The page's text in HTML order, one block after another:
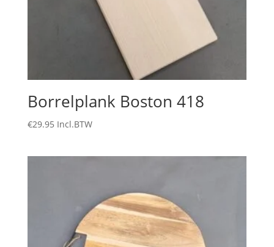
Borrelplank Boston 418
€29.95 Incl.BTW